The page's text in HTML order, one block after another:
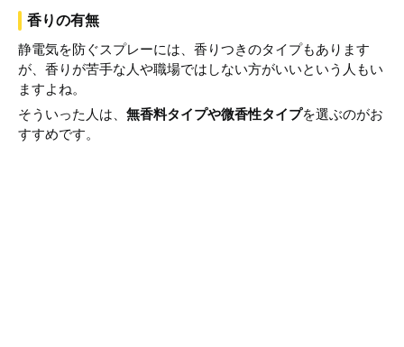
香りの有無
静電気を防ぐスプレーには、香りつきのタイプもあります
が、香りが苦手な人や職場ではしない方がいいという人もい
ますよね。
そういった人は、 無香料タイプや微香性タイプを選ぶのがお
すすめです。